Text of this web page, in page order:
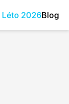
Léto 2026Blog